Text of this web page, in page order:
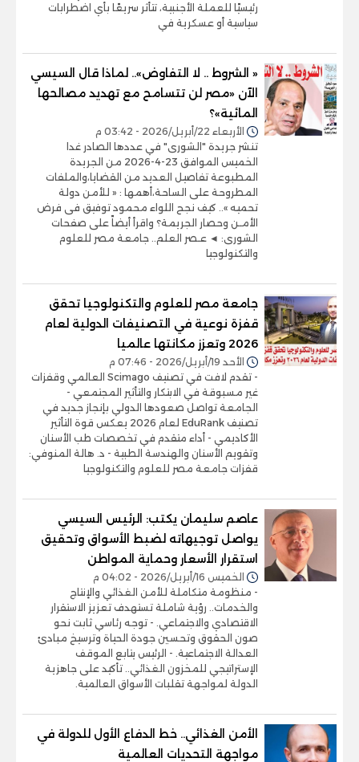
رئيسيًا للعملة الأجنبية، تتأثر سريعًا بأي اضطرابات
سياسية أو عسكرية في
« الشروط .. لا التفاوض».. لماذا قال السيسي
الآن «مصر لن تتسامح مع تهديد مصالحها
المائية»؟
الأربعاء 22/أبريل/2026 - 03:42 م
تنشر جريدة "الشورى" في عددها الصادر غدا
الخميس الموافق 23-4-2026 من الجريدة
المطبوعة تفاصيل العديد من القضايا،والملفات
المطروحة على الساحة،أهمها : « للأمن دولة
تحميه ».. كيف نجح اللواء محمود توفيق فى فرض
الأمـن وحصار الجريمة؟ واقرأ أيضاً على صفحات
الشورى: ◄ عـصر العلم.. جامعة مصر للعلوم
والتكنولوجيا
جامعة مصر للعلوم والتكنولوجيا تحقق
قفزة نوعية في التصنيفات الدولية لعام
2026 وتعزز مكانتها عالميا
الأحد 19/أبريل/2026 - 07:46 م
- تقدم لافت في تصنيف Scimago العالمي وقفزات
غير مسبوقة في الابتكار والتأثير المجتمعي -
الجامعة تواصل صعودها الدولي بإنجاز جديد في
تصنيف EduRank لعام 2026 يعكس قوة التأثير
الأكاديمي - أداء متقدم في تخصصات طب الأسنان
وتقويم الأسنان والهندسة الطبية - د. هالة المنوفي:
قفزات جامعة مصر للعلوم والتكنولوجيا
عاصم سليمان يكتب: الرئيس السيسي
يواصل توجيهاته لضبط الأسواق وتحقيق
استقرار الأسعار وحماية المواطن
الخميس 16/أبريل/2026 - 04:02 م
- منظومة متكاملة للأمن الغذائي والإنتاج
والخدمات.. رؤية شاملة تستهدف تعزيز الاستقرار
الاقتصادي والاجتماعي. - توجه رئاسي ثابت نحو
صون الحقوق وتحسين جودة الحياة وترسيخ مبادئ
العدالة الاجتماعية. - الرئيس يتابع الموقف
الإستراتيجي للمخزون الغذائي.. تأكيد على جاهزية
الدولة لمواجهة تقلبات الأسواق العالمية.
الأمن الغذائي.. خط الدفاع الأول للدولة في
مواجهة التحديات العالمية